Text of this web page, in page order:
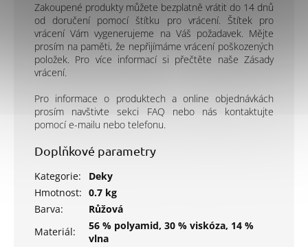
Zakoupené produkty můžete bezplatně vrátit do 14 dnů
od doručení pomocí štítku pro vrácení. Štítek pro
vrácení Vám vygenerujeme na Váš požadavek. Mějte
prosím na paměti, že nepřijímáme vrácení poškozených
položek. Pro více informací si přečtěte naše Zásady
vrácení.
Pro informace o produktech a online objednávkách
prosím navštivte sekci FAQ nebo nás kontaktujte
pomocí e-mailu nebo telefonu.
Doplňkové parametry
Kategorie:
Deky
Hmotnost: 0.7 kg
Barva:
Růžová
Materiál:
56 % polyamid, 30 % viskóza, 14 %
vlna